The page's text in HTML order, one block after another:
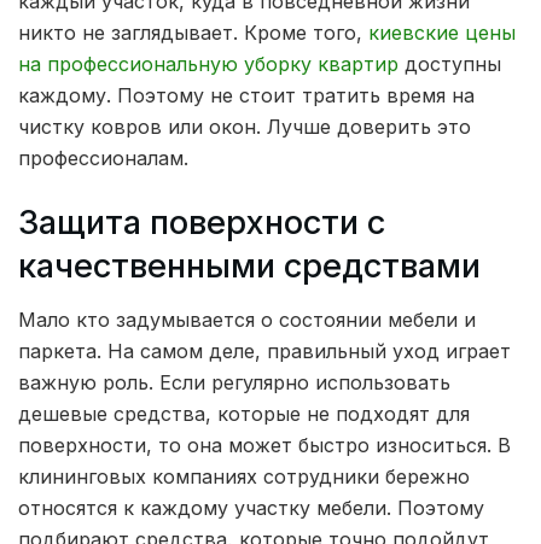
никто не заглядывает. Кроме того, киевские цены
на профессиональную уборку квартир доступны
каждому. Поэтому не стоит тратить время на
чистку ковров или окон. Лучше доверить это
профессионалам.
Защита поверхности с
качественными средствами
Мало кто задумывается о состоянии мебели и
паркета. На самом деле, правильный уход играет
важную роль. Если регулярно использовать
дешевые средства, которые не подходят для
поверхности, то она может быстро износиться. В
клининговых компаниях сотрудники бережно
относятся к каждому участку мебели. Поэтому